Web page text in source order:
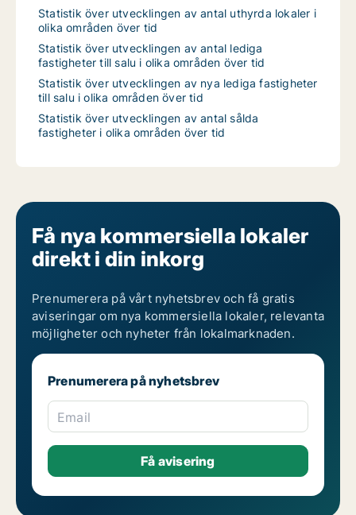
Statistik över utvecklingen av antal uthyrda lokaler i
olika områden över tid
Statistik över utvecklingen av antal lediga
fastigheter till salu i olika områden över tid
Statistik över utvecklingen av nya lediga fastigheter
till salu i olika områden över tid
Statistik över utvecklingen av antal sålda
fastigheter i olika områden över tid
Få nya kommersiella lokaler
direkt i din inkorg
Prenumerera på vårt nyhetsbrev och få gratis
aviseringar om nya kommersiella lokaler, relevanta
möjligheter och nyheter från lokalmarknaden.
Prenumerera på nyhetsbrev
Email